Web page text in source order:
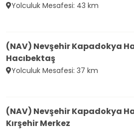
Yolculuk Mesafesi: 43 km
(NAV) Nevşehir Kapadokya
Hacıbektaş
Yolculuk Mesafesi: 37 km
(NAV) Nevşehir Kapadokya
Kırşehir Merkez